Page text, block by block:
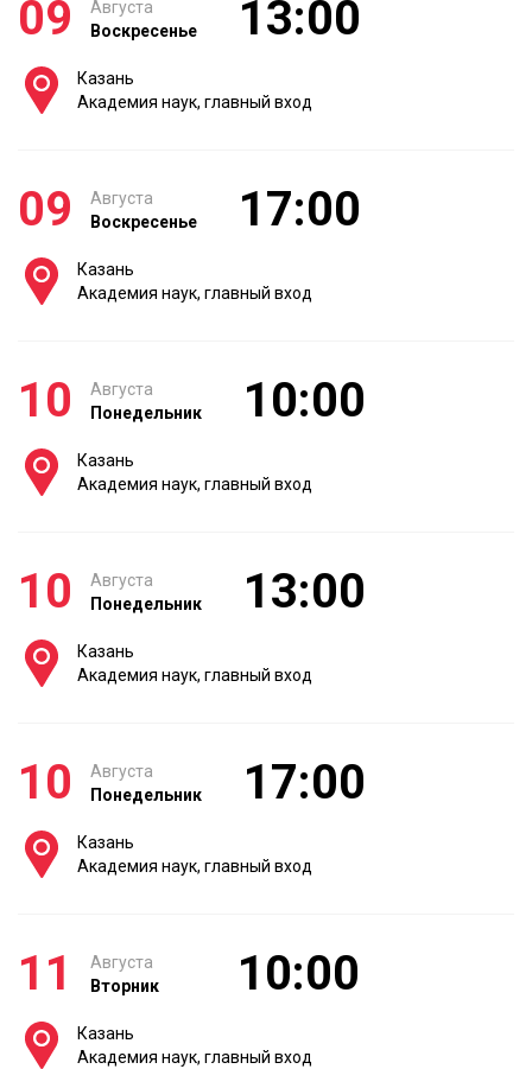
09
Августа
Воскресенье
13:00
Казань
Академия наук, главный вход
09
Августа
Воскресенье
17:00
Казань
Академия наук, главный вход
10
Августа
Понедельник
10:00
Казань
Академия наук, главный вход
10
Августа
Понедельник
13:00
Казань
Академия наук, главный вход
10
Августа
Понедельник
17:00
Казань
Академия наук, главный вход
11
Августа
Вторник
10:00
Казань
Академия наук, главный вход